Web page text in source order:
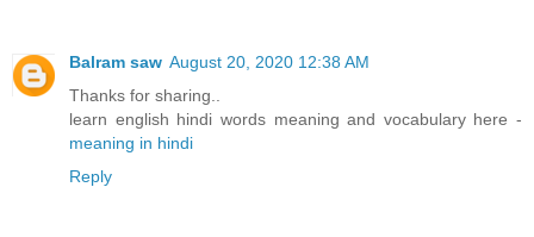
Balram saw August 20, 2020 12:38 AM
Thanks for sharing..
learn english hindi words meaning and vocabulary here -
meaning in hindi
Reply